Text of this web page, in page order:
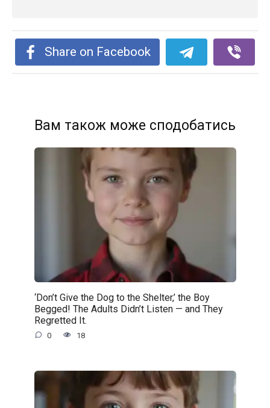
Share on Facebook
Вам також може сподобатись
‘Don’t Give the Dog to the Shelter,’ the Boy
Begged! The Adults Didn’t Listen — and They
Regretted It.
0 18